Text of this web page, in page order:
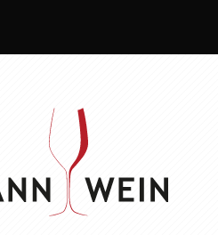
PASST ...